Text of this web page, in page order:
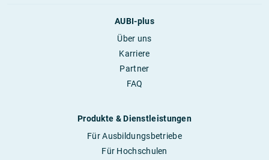
AUBI-plus
Über uns
Karriere
Partner
FAQ
Produkte & Dienstleistungen
Für Ausbildungsbetriebe
Für Hochschulen